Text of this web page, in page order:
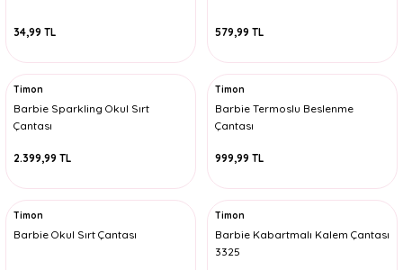
34,99 TL 579,99 TL
Timon
Barbie Sparkling Okul Sırt
Çantası
2.399,99 TL
Timon
Barbie Termoslu Beslenme
Çantası
999,99 TL
Timon
Barbie Okul Sırt Çantası
Timon
Barbie Kabartmalı Kalem Çantası
3325